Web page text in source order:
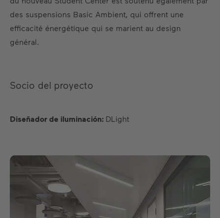
des suspensions Basic Ambient, qui offrent une
efficacité énergétique qui se marient au design
général.
Socio del proyecto
Diseñador de iluminación: DLight